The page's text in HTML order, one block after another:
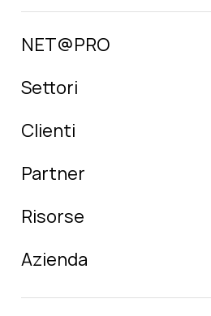
NET@PRO
Settori
Clienti
Partner
Risorse
Azienda